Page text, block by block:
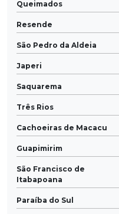
Queimados
Resende
São Pedro da Aldeia
Japeri
Saquarema
Três Rios
Cachoeiras de Macacu
Guapimirim
São Francisco de
Itabapoana
Paraíba do Sul